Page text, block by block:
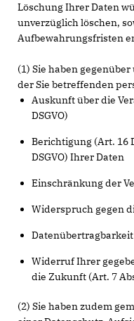
Löschung Ihrer Daten
unverzüglich löschen,
Aufbewahrungsfristen
(1) Sie haben
der Sie betreffenden
Auskunft über die
DSGVO)
Berichtigung (Art. 16
DSGVO) Ihrer Daten
Einschränkung der
Widerspruch gegen
Datenübertragbarkeit
Widerruf Ihrer
die Zukunft (Art. 7
(2) Sie haben zudem